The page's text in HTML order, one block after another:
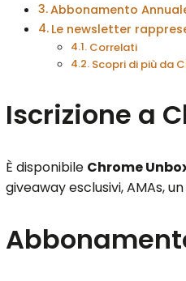
Abbonamento
Le newsletter
Correlati
Scopri di più da
Iscrizione a
È disponibile Chrome
giveaway esclusivi, AMAs,